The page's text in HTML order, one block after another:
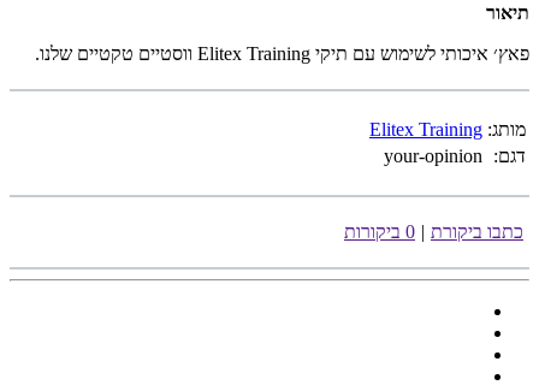
תיאור
פאץ׳ איכותי לשימוש עם תיקי Elitex Training ווסטיים טקטיים שלנו.
מותג: Elitex Training
דגם:
your-opinion
כתבו ביקורת | 0 ביקורות